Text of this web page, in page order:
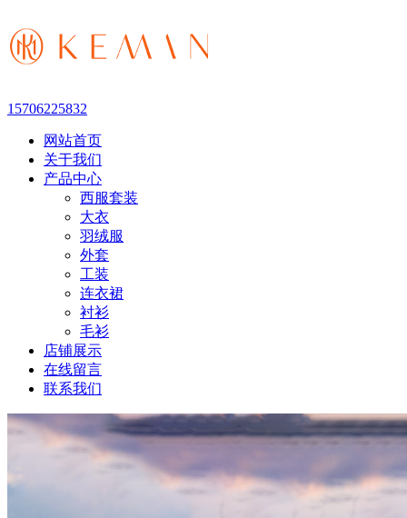
15706225832
网站首页
关于我们
产品中心
西服套装
大衣
羽绒服
外套
工装
连衣裙
衬衫
毛衫
店铺展示
在线留言
联系我们